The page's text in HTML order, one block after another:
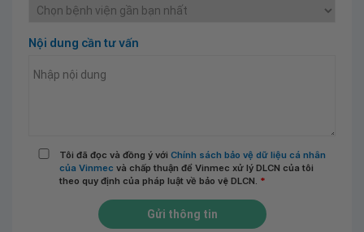
Nội dung cần tư vấn
Tôi đã đọc và đồng ý với Chính sách bảo vệ dữ liệu cá nhân
của Vinmec và chấp thuận để Vinmec xử lý DLCN của tôi
theo quy định của pháp luật về bảo vệ DLCN. *
Gửi thông tin